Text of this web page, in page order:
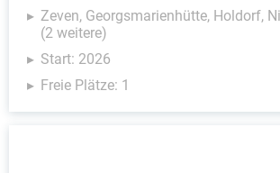
Zeven, Georgsmarienhütte, Holdorf,
(2 weitere)
Start: 2026
Freie Plätze: 1